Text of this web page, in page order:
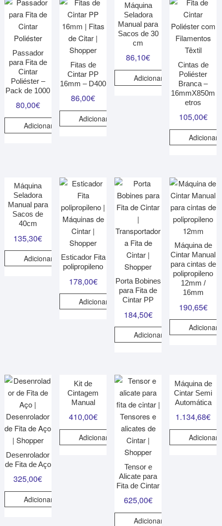
Passador
para Fita de
Cintar
Poliéster –
Pack de 1000
80,00€
Adicionar
Fitas de
Cintar PP
16mm – D400
86,00€
Adicionar
Máquina
Seladora
Manual para
Sacos de 30
cm
86,10€
Adicionar
Cintas de
Poliéster
Branca –
16mmX850m
etros
105,00€
Adicionar
Máquina
Seladora
Manual para
Sacos de
40cm
135,30€
Adicionar
Esticador Fita
polipropileno
178,00€
Adicionar
Porta Bobines
para Fita de
Cintar PP
184,50€
Adicionar
Máquina de
Cintar Manual
para cintas de
polipropileno
12mm /
16mm
190,65€
Adicionar
Desenrolador
de Fita de Aço
325,00€
Adicionar
Kit de
Cintagem
Manual
410,00€
Adicionar
Tensor e
Alicate para
Fita de Cintar
625,00€
Adicionar
Máquina de
Cintar Semi
Automática
1.134,68€
Adicionar